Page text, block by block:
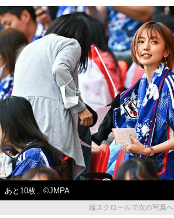
あと10枚…©JMPA
縦スクロールで次の写真へ